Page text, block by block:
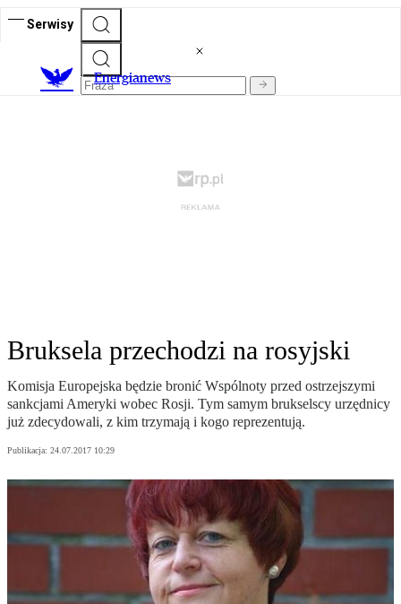
Serwisy
Energianews
Bruksela przechodzi na rosyjski
Komisja Europejska będzie bronić Wspólnoty przed ostrzejszymi
sankcjami Ameryki wobec Rosji. Tym samym brukselscy urzędnicy
już zdecydowali, z kim trzymają i kogo reprezentują.
Publikacja: 24.07.2017 10:29